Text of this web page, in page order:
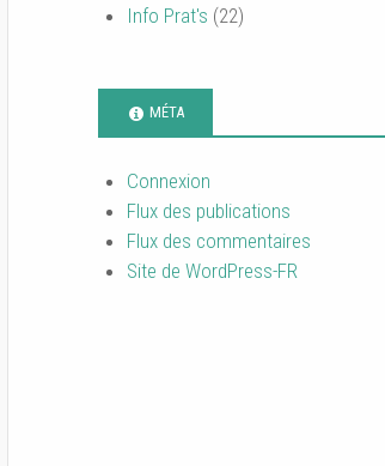
Info Prat's (22)
MÉTA
Connexion
Flux des publications
Flux des commentaires
Site de WordPress-FR